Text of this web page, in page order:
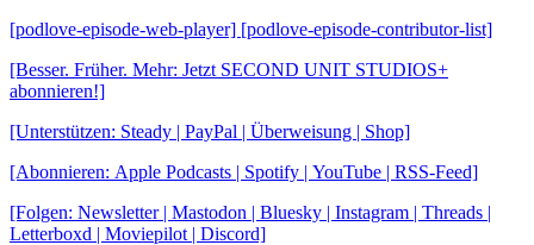
[podlove-episode-web-player] [podlove-episode-contributor-list]
[Besser. Früher. Mehr: Jetzt SECOND UNIT STUDIOS+
abonnieren!]
[Unterstützen: Steady | PayPal | Überweisung | Shop]
[Abonnieren: Apple Podcasts | Spotify | YouTube | RSS-Feed]
[Folgen: Newsletter | Mastodon | Bluesky | Instagram | Threads |
Letterboxd | Moviepilot | Discord]